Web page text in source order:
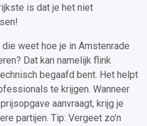
is dat je het niet
weet hoe je in Amstenrade
Dat kan namelijk flink
begaafd bent. Het helpt
te krijgen. Wanneer
aanvraagt, krijg je
partijen. Tip: Vergeet zo’n